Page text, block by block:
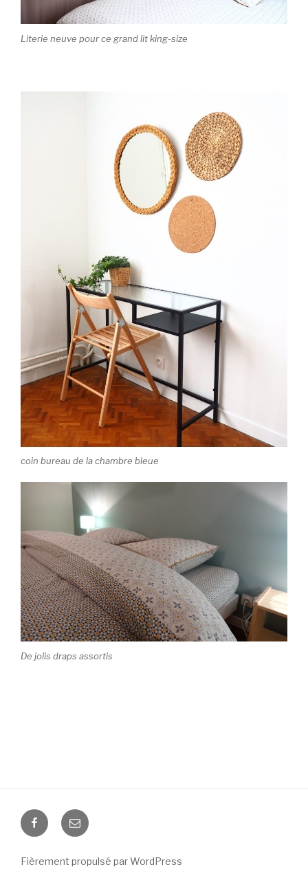
Literie neuve pour ce grand lit king-size
coin bureau de la chambre bleue
De jolis draps assortis
Suivez-
nous
Email
Fièrement propulsé par WordPress